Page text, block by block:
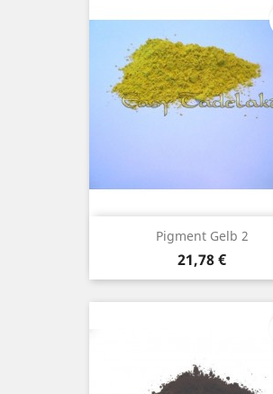
Pigment Gelb 2
Preis
21,78 €